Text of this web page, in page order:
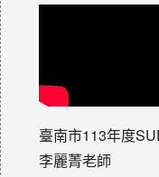
臺南市113年度
李麗菁老師